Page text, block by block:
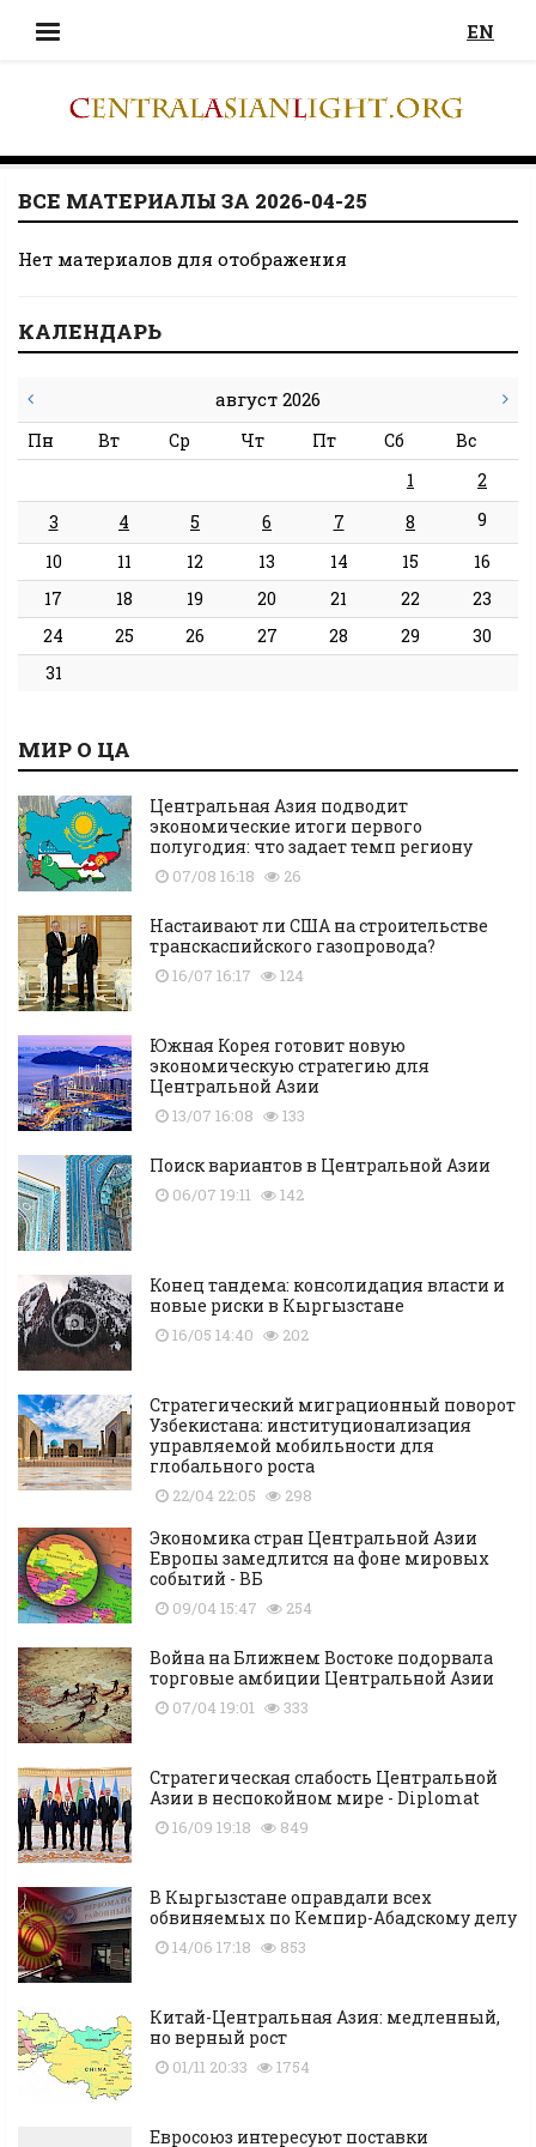
EN
ВСЕ МАТЕРИАЛЫ ЗА 2026-04-25
Нет материалов для отображения
КАЛЕНДАРЬ
август 2026
Пн Вт Ср Чт Пт Сб
Вс
1
2
3
4 5 6 7 8
9
10
11 12 13 14 15
16
17
18 19 20 21 22
23
24
25 26 27 28 29
30
31
МИР О ЦА
Центральная Азия подводит
экономические итоги первого
полугодия: что задает темп региону
07/08 16:18 26
Настаивают ли США на строительстве
транскаспийского газопровода?
16/07 16:17 124
Южная Корея готовит новую
экономическую стратегию для
Центральной Азии
13/07 16:08 133
Поиск вариантов в Центральной Азии
06/07 19:11 142
Конец тандема: консолидация власти и
новые риски в Кыргызстане
16/05 14:40 202
Стратегический миграционный поворот
Узбекистана: институционализация
управляемой мобильности для
глобального роста
22/04 22:05 298
Экономика стран Центральной Азии
Европы замедлится на фоне мировых
событий - ВБ
09/04 15:47 254
Война на Ближнем Востоке подорвала
торговые амбиции Центральной Азии
07/04 19:01 333
Стратегическая слабость Центральной
Азии в неспокойном мире - Diplomat
16/09 19:18 849
В Кыргызстане оправдали всех
обвиняемых по Кемпир-Абадскому делу
14/06 17:18 853
Китай-Центральная Азия: медленный,
но верный рост
01/11 20:33 1754
Евросоюз интересуют поставки